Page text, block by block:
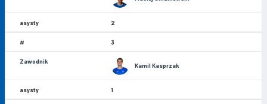
2
3
Kamil Kasprzak
1